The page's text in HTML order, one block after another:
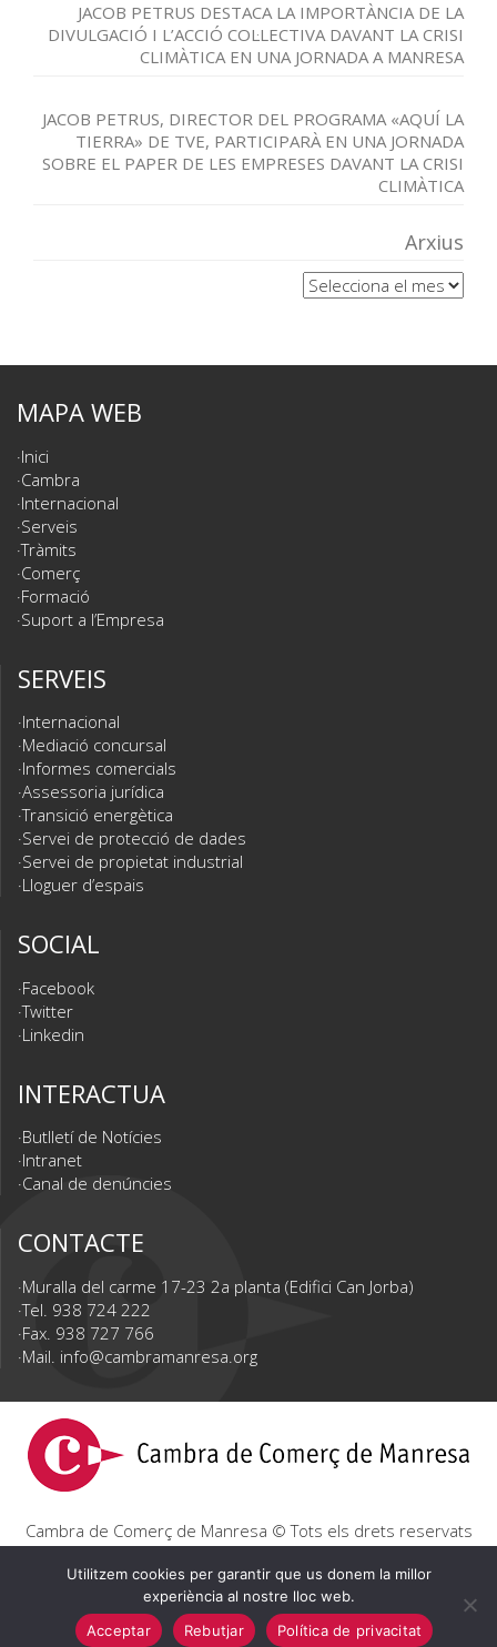
JACOB PETRUS DESTACA LA IMPORTÀNCIA DE LA
DIVULGACIÓ I L’ACCIÓ COL·LECTIVA DAVANT LA CRISI
CLIMÀTICA EN UNA JORNADA A MANRESA
JACOB PETRUS, DIRECTOR DEL PROGRAMA «AQUÍ LA
TIERRA» DE TVE, PARTICIPARÀ EN UNA JORNADA
SOBRE EL PAPER DE LES EMPRESES DAVANT LA CRISI
CLIMÀTICA
Arxius
Arxius
MAPA WEB
Inici
Cambra
Internacional
Serveis
Tràmits
Comerç
Formació
Suport a l’Empresa
SERVEIS
Internacional
Mediació concursal
Informes comercials
Assessoria jurídica
Transició energètica
Servei de protecció de dades
Servei de propietat industrial
Lloguer d’espais
SOCIAL
Facebook
Twitter
Linkedin
INTERACTUA
Butlletí de Notícies
Intranet
Canal de denúncies
CONTACTE
Muralla del carme 17-23 2a planta (Edifici Can Jorba)
Tel. 938 724 222
Fax. 938 727 766
Mail. info@cambramanresa.org
Cambra de Comerç de Manresa © Tots els drets reservats
Avís Legal Política de privacitat Política de cookies
Utilitzem cookies per garantir que us donem la millor
experiència al nostre lloc web.
Acceptar
Rebutjar Política de privacitat